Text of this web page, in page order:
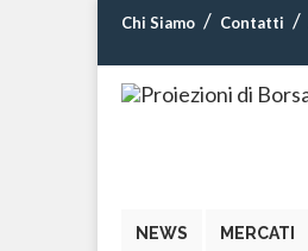
Chi Siamo Contatti
NEWS MERCATI